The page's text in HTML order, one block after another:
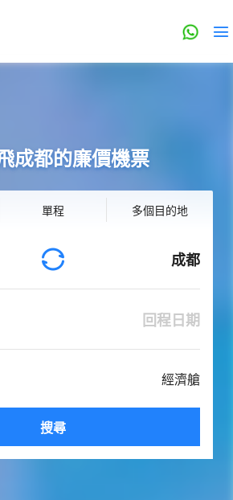
成都的廉價機票
單程 多個目的地
成都
回程日期
經濟艙
搜尋